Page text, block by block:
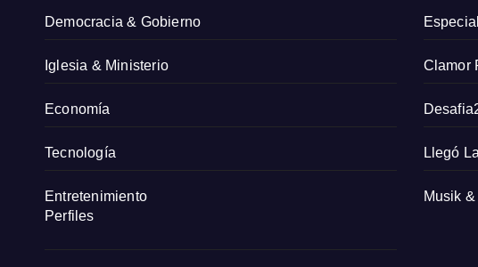
Democracia & Gobierno
Iglesia & Ministerio
Economía
Tecnología
Entretenimiento
Perfiles
Clamor
Llegó
Musik